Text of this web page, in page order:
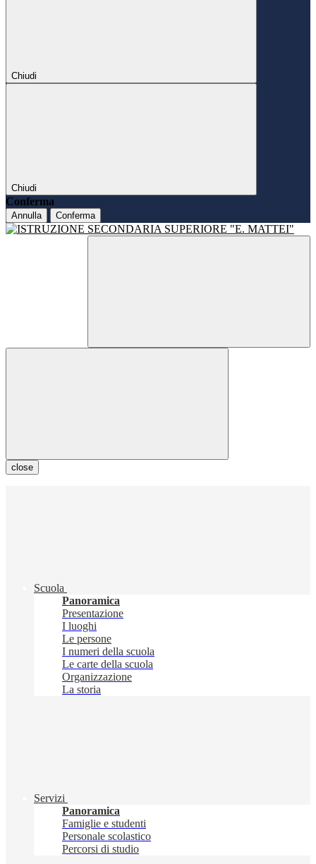
Chiudi
Chiudi
Conferma
Annulla Conferma
close
Scuola
Panoramica
Presentazione
I luoghi
Le persone
I numeri della scuola
Le carte della scuola
Organizzazione
La storia
Servizi
Panoramica
Famiglie e studenti
Personale scolastico
Percorsi di studio